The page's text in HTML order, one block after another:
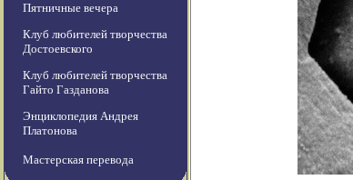
Пятничные вечера
Клуб любителей творчества
Достоевского
Клуб любителей творчества
Гайто Газданова
Энциклопедия Андрея
Платонова
Мастерская перевода